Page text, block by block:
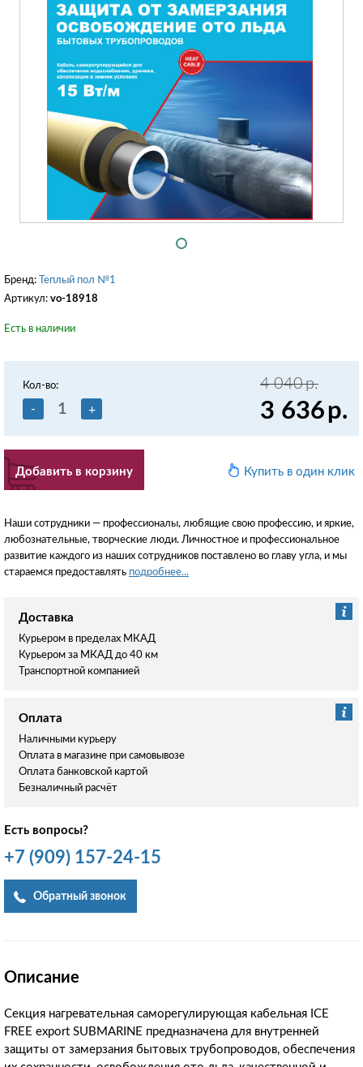
Бренд:
Теплый пол №1
Артикул: vo-18918
Есть в наличии
Кол-во:
- +
Добавить в корзину
4 040р.
3 636р.
Купить в один клик
Наши сотрудники — профессионалы, любящие свою профессию, и яркие,
любознательные, творческие люди. Личностное и профессиональное
развитие каждого из наших сотрудников поставлено во главу угла, и мы
стараемся предоставлять подробнее...
Доставка
Курьером в пределах МКАД
Курьером за МКАД до 40 км
Транспортной компанией
Оплата
Наличными курьеру
Оплата в магазине при самовывозе
Оплата банковской картой
Безналичный расчёт
Есть вопросы?
+7 (909) 157-24-15
Обратный звонок
Описание
Секция нагревательная саморегулирующая кабельная ICE
FREE export SUBMARINE предназначена для внутренней
защиты от замерзания бытовых трубопроводов, обеспечения